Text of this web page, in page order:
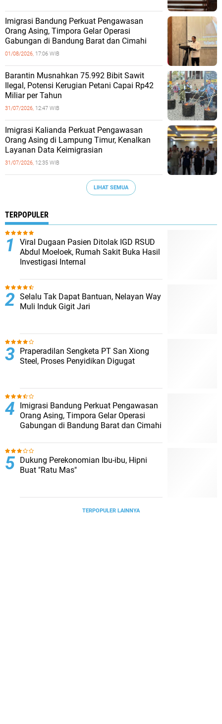
Imigrasi Bandung Perkuat Pengawasan
Orang Asing, Timpora Gelar Operasi
Gabungan di Bandung Barat dan Cimahi
01/08/2026, 17:06 WIB
Barantin Musnahkan 75.992 Bibit Sawit
Ilegal, Potensi Kerugian Petani Capai Rp42
Miliar per Tahun
31/07/2026, 12:47 WIB
Imigrasi Kalianda Perkuat Pengawasan
Orang Asing di Lampung Timur, Kenalkan
Layanan Data Keimigrasian
31/07/2026, 12:35 WIB
LIHAT SEMUA
TERPOPULER
Viral Dugaan Pasien Ditolak IGD RSUD
Abdul Moeloek, Rumah Sakit Buka Hasil
Investigasi Internal
Selalu Tak Dapat Bantuan, Nelayan Way
Muli Induk Gigit Jari
Praperadilan Sengketa PT San Xiong
Steel, Proses Penyidikan Digugat
Imigrasi Bandung Perkuat Pengawasan
Orang Asing, Timpora Gelar Operasi
Gabungan di Bandung Barat dan Cimahi
Dukung Perekonomian Ibu-ibu, Hipni
Buat "Ratu Mas"
TERPOPULER LAINNYA